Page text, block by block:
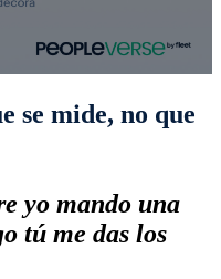
se mide, no que
yo mando una
tú me das los